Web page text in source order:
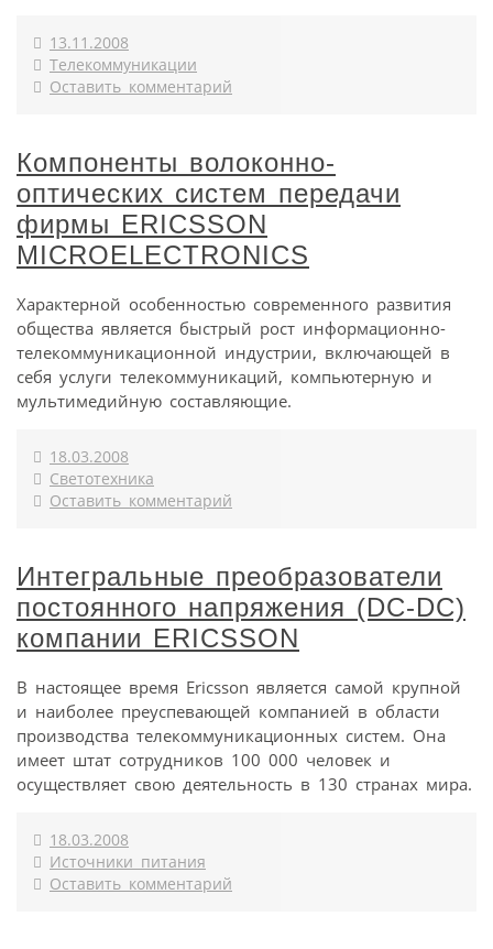
13.11.2008
Телекоммуникации
Оставить комментарий
Компоненты волоконно-
оптических систем передачи
фирмы ERICSSON
MICROELECTRONICS
Характерной особенностью современного развития
общества является быстрый рост информационно-
телекоммуникационной индустрии, включающей в
себя услуги телекоммуникаций, компьютерную и
мультимедийную составляющие.
18.03.2008
Светотехника
Оставить комментарий
Интегральные преобразователи
постоянного напряжения (DC-DC)
компании ERICSSON
В настоящее время Ericsson является самой крупной
и наиболее преуспевающей компанией в области
производства телекоммуникационных систем. Она
имеет штат сотрудников 100 000 человек и
осуществляет свою деятельность в 130 странах мира.
18.03.2008
Источники питания
Оставить комментарий